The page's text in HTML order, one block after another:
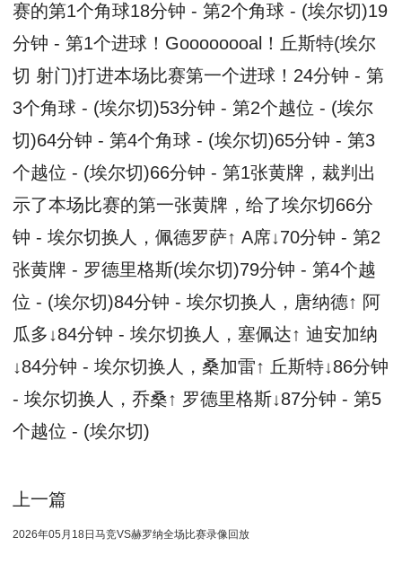
赛的第1个角球18分钟 - 第2个角球 - (埃尔切)19
分钟 - 第1个进球！Goooooooal！丘斯特(埃尔
切 射门)打进本场比赛第一个进球！24分钟 - 第
3个角球 - (埃尔切)53分钟 - 第2个越位 - (埃尔
切)64分钟 - 第4个角球 - (埃尔切)65分钟 - 第3
个越位 - (埃尔切)66分钟 - 第1张黄牌，裁判出
示了本场比赛的第一张黄牌，给了埃尔切66分
钟 - 埃尔切换人，佩德罗萨↑ A席↓70分钟 - 第2
张黄牌 - 罗德里格斯(埃尔切)79分钟 - 第4个越
位 - (埃尔切)84分钟 - 埃尔切换人，唐纳德↑ 阿
瓜多↓84分钟 - 埃尔切换人，塞佩达↑ 迪安加纳
↓84分钟 - 埃尔切换人，桑加雷↑ 丘斯特↓86分钟
- 埃尔切换人，乔桑↑ 罗德里格斯↓87分钟 - 第5
个越位 - (埃尔切)
上一篇
2026年05月18日马竞VS赫罗纳全场比赛录像回放